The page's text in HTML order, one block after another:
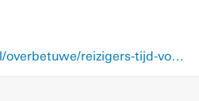
www.gelderlander.nl/overbetuwe/reizigers-tijd-voor-oplossing-voor-drukte-op-station-zetten-andelst~a688d0c7/